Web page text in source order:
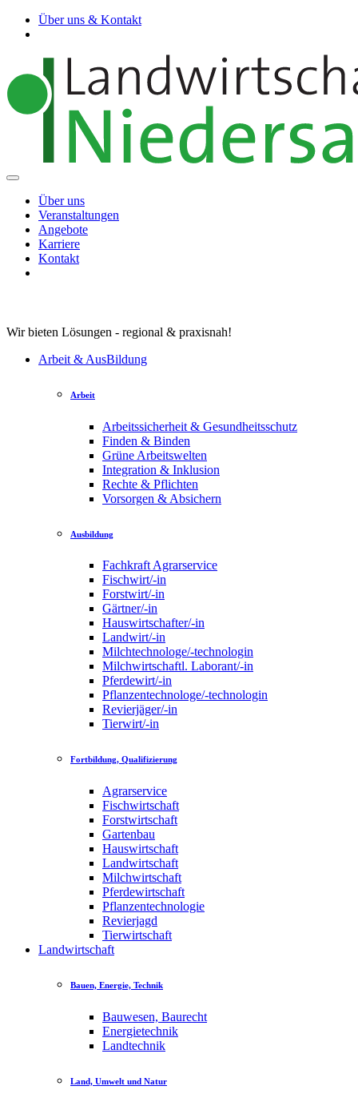
Über uns & Kontakt
Über uns
Veranstaltungen
Angebote
Karriere
Kontakt
Wir bieten Lösungen - regional & praxisnah!
Arbeit & AusBildung
Arbeit
Arbeitssicherheit & Gesundheitsschutz
Finden & Binden
Grüne Arbeitswelten
Integration & Inklusion
Rechte & Pflichten
Vorsorgen & Absichern
Ausbildung
Fachkraft Agrarservice
Fischwirt/-in
Forstwirt/-in
Gärtner/-in
Hauswirtschafter/-in
Landwirt/-in
Milchtechnologe/-technologin
Milchwirtschaftl. Laborant/-in
Pferdewirt/-in
Pflanzentechnologe/-technologin
Revierjäger/-in
Tierwirt/-in
Fortbildung, Qualifizierung
Agrarservice
Fischwirtschaft
Forstwirtschaft
Gartenbau
Hauswirtschaft
Landwirtschaft
Milchwirtschaft
Pferdewirtschaft
Pflanzentechnologie
Revierjagd
Tierwirtschaft
Landwirtschaft
Bauen, Energie, Technik
Bauwesen, Baurecht
Energietechnik
Landtechnik
Land, Umwelt und Natur